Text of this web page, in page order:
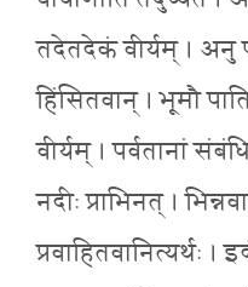
तदेतदेकं वीर्यम् । अनु
हिंसितवान् । भूमौ
वीर्यम् । पर्वतानां
नदीः प्राभिनत् ।
प्रवाहितवानित्यर्थः ।